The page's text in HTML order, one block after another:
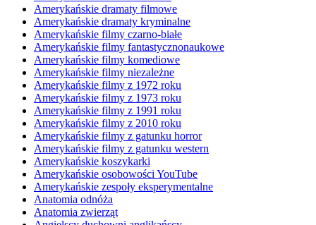
Amerykańskie dramaty filmowe
Amerykańskie dramaty kryminalne
Amerykańskie filmy czarno-białe
Amerykańskie filmy fantastycznonaukowe
Amerykańskie filmy komediowe
Amerykańskie filmy niezależne
Amerykańskie filmy z 1972 roku
Amerykańskie filmy z 1973 roku
Amerykańskie filmy z 1991 roku
Amerykańskie filmy z 2010 roku
Amerykańskie filmy z gatunku horror
Amerykańskie filmy z gatunku western
Amerykańskie koszykarki
Amerykańskie osobowości YouTube
Amerykańskie zespoły eksperymentalne
Anatomia odnóża
Anatomia zwierząt